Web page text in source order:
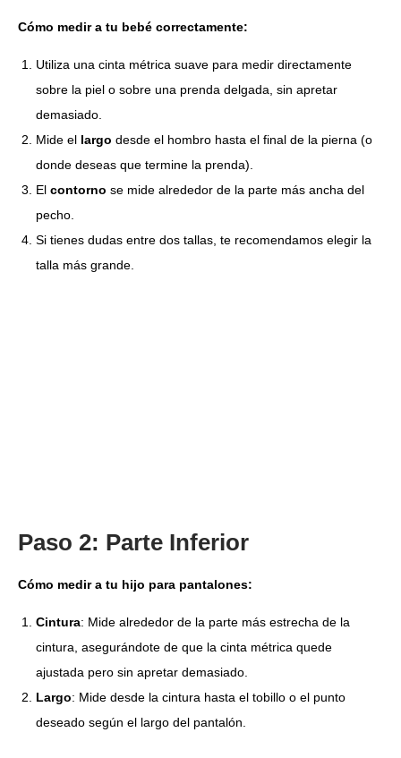
Cómo medir a tu bebé correctamente:
Utiliza una cinta métrica suave para medir directamente
sobre la piel o sobre una prenda delgada, sin apretar
demasiado.
Mide el largo desde el hombro hasta el final de la pierna (o
donde deseas que termine la prenda).
El contorno se mide alrededor de la parte más ancha del
pecho.
Si tienes dudas entre dos tallas, te recomendamos elegir la
talla más grande.
Paso 2: Parte Inferior
Cómo medir a tu hijo para pantalones:
Cintura: Mide alrededor de la parte más estrecha de la
cintura, asegurándote de que la cinta métrica quede
ajustada pero sin apretar demasiado.
Largo: Mide desde la cintura hasta el tobillo o el punto
deseado según el largo del pantalón.